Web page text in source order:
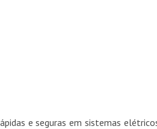
e seguras em sistemas